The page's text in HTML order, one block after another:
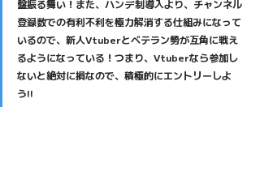
盤振る舞い！また、ハンデ制導入より、チャンネル
登録数での有利不利を極力解消する仕組みになって
いるので、新人Vtuberとベテラン勢が互角に戦え
るようになっている！つまり、Vtuberなら参加し
ないと絶対に損なので、積極的にエントリーしよ
う!!